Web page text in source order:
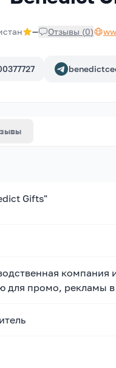
— Отзывы (0)
Gifts"
компания
для промо, рекламы